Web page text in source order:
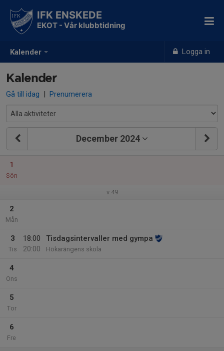
Kalender Logga in
IFK ENSKEDE
EKOT - Vår klubbtidning
Kalender
Gå till idag | Prenumerera
December 2024
1
Sön
v.49
2
Mån
3
Tis
18:00
20:00
Tisdagsintervaller med gympa
Hökarängens skola
4
Ons
5
Tor
6
Fre